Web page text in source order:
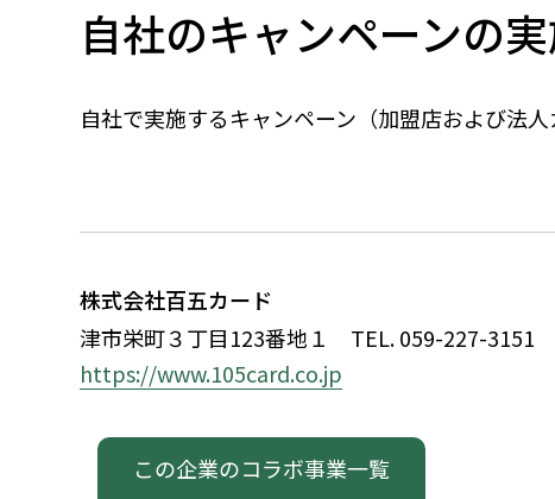
自社のキャンペーンの
自社で実施するキャンペーン（加盟店および法
株式会社百五カード
津市栄町３丁目123番地１
TEL. 059-227-3151
https://www.105card.co.jp
この企業のコラボ事業一覧